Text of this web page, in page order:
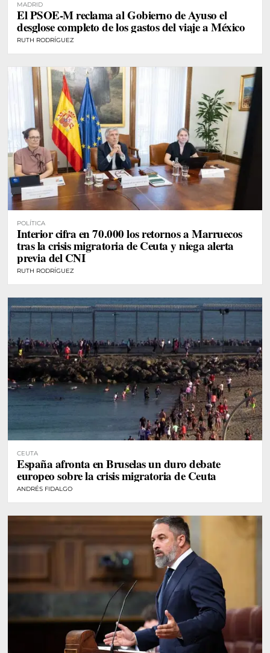
MADRID
El PSOE-M reclama al Gobierno de Ayuso el
desglose completo de los gastos del viaje a México
RUTH RODRÍGUEZ
POLÍTICA
Interior cifra en 70.000 los retornos a Marruecos
tras la crisis migratoria de Ceuta y niega alerta
previa del CNI
RUTH RODRÍGUEZ
CEUTA
España afronta en Bruselas un duro debate
europeo sobre la crisis migratoria de Ceuta
ANDRÉS FIDALGO